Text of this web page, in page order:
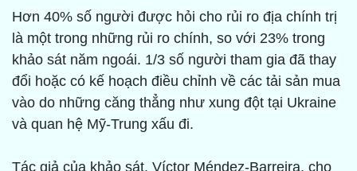
Hơn 40% số người được hỏi cho rủi ro địa chính trị
là một trong những rủi ro chính, so với 23% trong
khảo sát năm ngoái. 1/3 số người tham gia đã thay
đổi hoặc có kế hoạch điều chỉnh về các tải sản mua
vào do những căng thẳng như xung đột tại Ukraine
và quan hệ Mỹ-Trung xấu đi.
Tác giả của khảo sát, Víctor Méndez-Barreira, cho